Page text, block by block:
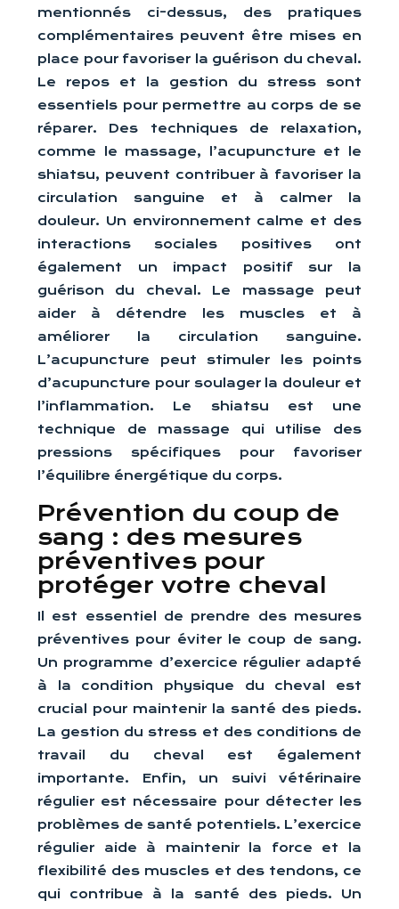
mentionnés ci-dessus, des pratiques
complémentaires peuvent être mises en
place pour favoriser la guérison du cheval.
Le repos et la gestion du stress sont
essentiels pour permettre au corps de se
réparer. Des techniques de relaxation,
comme le massage, l’acupuncture et le
shiatsu, peuvent contribuer à favoriser la
circulation sanguine et à calmer la
douleur. Un environnement calme et des
interactions sociales positives ont
également un impact positif sur la
guérison du cheval. Le massage peut
aider à détendre les muscles et à
améliorer la circulation sanguine.
L’acupuncture peut stimuler les points
d’acupuncture pour soulager la douleur et
l’inflammation. Le shiatsu est une
technique de massage qui utilise des
pressions spécifiques pour favoriser
l’équilibre énergétique du corps.
Prévention du coup de
sang : des mesures
préventives pour
protéger votre cheval
Il est essentiel de prendre des mesures
préventives pour éviter le coup de sang.
Un programme d’exercice régulier adapté
à la condition physique du cheval est
crucial pour maintenir la santé des pieds.
La gestion du stress et des conditions de
travail du cheval est également
importante. Enfin, un suivi vétérinaire
régulier est nécessaire pour détecter les
problèmes de santé potentiels. L’exercice
régulier aide à maintenir la force et la
flexibilité des muscles et des tendons, ce
qui contribue à la santé des pieds. Un